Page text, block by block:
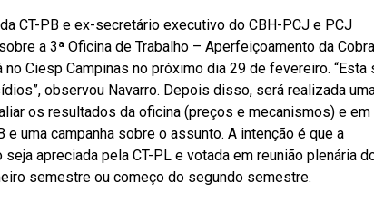
CT-PB e ex-secretário executivo do CBH-PCJ e PCJ
a 3ª Oficina de Trabalho – Aperfeiçoamento da
Ciesp Campinas no próximo dia 29 de fevereiro. “Esta
observou Navarro. Depois disso, será realizada
os resultados da oficina (preços e mecanismos) e em
e uma campanha sobre o assunto. A intenção é que a
apreciada pela CT-PL e votada em reunião plenária
semestre ou começo do segundo semestre.